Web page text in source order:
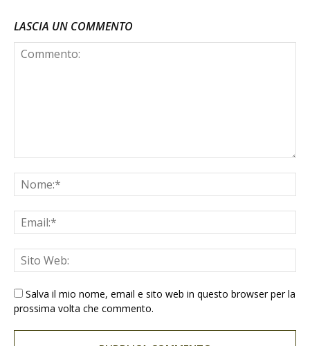
LASCIA UN COMMENTO
Salva il mio nome, email e sito web in questo browser per la
prossima volta che commento.